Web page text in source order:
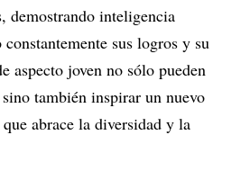
demostrando inteligencia
sus logros y su
aspecto joven no sólo pueden
también inspirar un nuevo
abrace la diversidad y la